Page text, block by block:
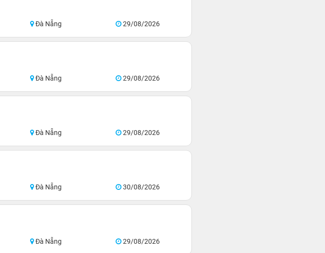
Đà Nẵng 29/08/2026
Đà Nẵng 29/08/2026
Đà Nẵng 29/08/2026
Đà Nẵng 30/08/2026
Đà Nẵng 29/08/2026